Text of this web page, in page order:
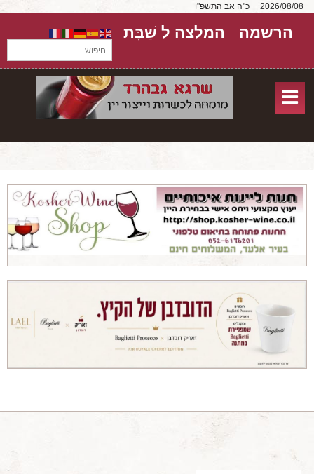
כ"ה אב התשפ"ו
חיפוש...
הרשמה המלצה ל שַׁבָּת
אודות
שירותים
יקבים
מאמרים
טורים על יקבים
מאמרים מקצועיים
מאמרים הלכתיים
המלצות יין לְ שַׁבָּת
חדשות ועדכונים